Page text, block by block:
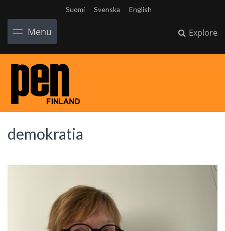
Suomi Svenska English
Menu Explore
demokratia